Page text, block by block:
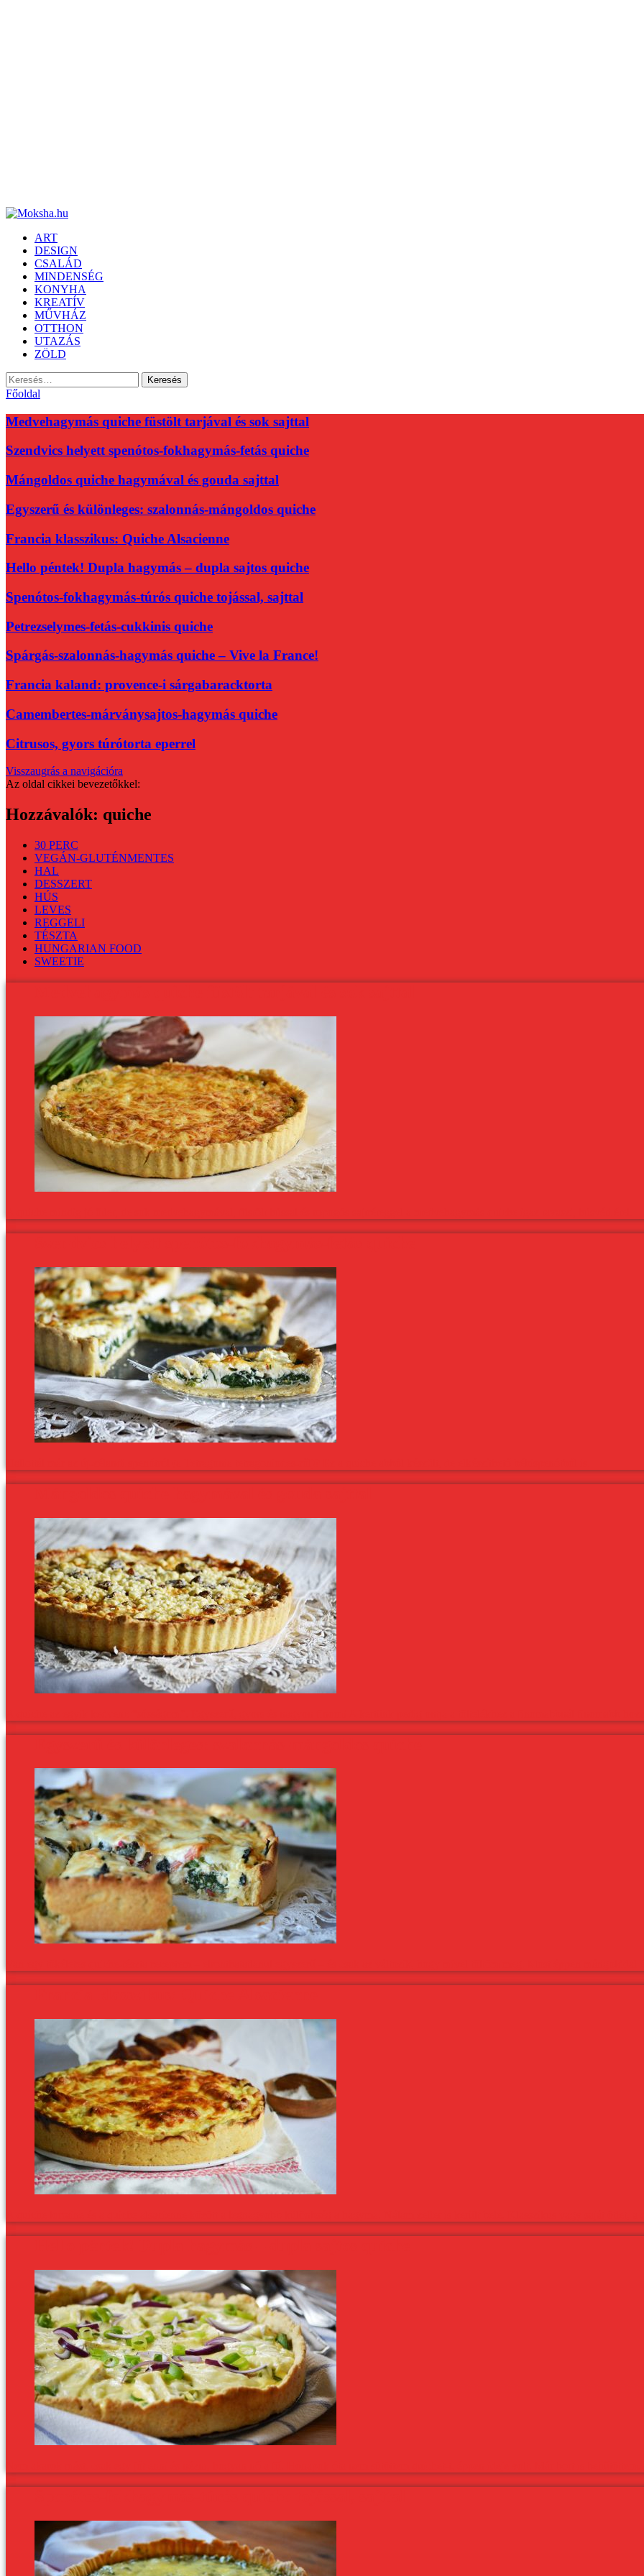
ART
DESIGN
CSALÁD
MINDENSÉG
KONYHA
KREATÍV
MŰVHÁZ
OTTHON
UTAZÁS
ZÖLD
Keresés:
Főoldal
Medvehagymás quiche füstölt tarjával és sok sajttal
Szendvics helyett spenótos-fokhagymás-fetás quiche
Mángoldos quiche hagymával és gouda sajttal
Egyszerű és különleges: szalonnás-mángoldos quiche
Francia klasszikus: Quiche Alsacienne
Hello péntek! Dupla hagymás – dupla sajtos quiche
Spenótos-fokhagymás-túrós quiche tojással, sajttal
Petrezselymes-fetás-cukkinis quiche
Spárgás-szalonnás-hagymás quiche – Vive la France!
Francia kaland: provence-i sárgabaracktorta
Camembertes-márványsajtos-hagymás quiche
Citrusos, gyors túrótorta eperrel
Visszaugrás a navigációra
Az oldal cikkei bevezetőkkel:
Hozzávalók: quiche
30 PERC
VEGÁN-GLUTÉNMENTES
HAL
DESSZERT
HÚS
LEVES
REGGELI
TÉSZTA
HUNGARIAN FOOD
SWEETIE